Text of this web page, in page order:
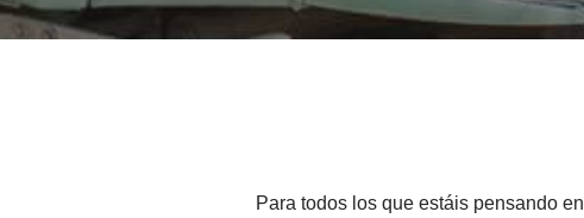
Para todos los que estáis pensando en